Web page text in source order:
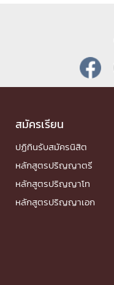
สมัครเรียน
ปฏิทินรับสมัครนิสิต
หลักสูตรปริญญาตรี
หลักสูตรปริญญาโท
หลักสูตรปริญญาเอก